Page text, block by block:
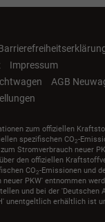
Impressum
AGB
zum offiziellen
spezifischen CO2-
Stromverbrauch neuer
den offiziellen
CO2-Emissionen und
PKW' entnommen
und bei der 'Deutschen
unentgeltlich erhältlich ist